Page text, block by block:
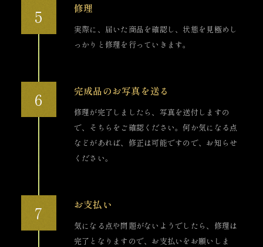
修理
実際に、届いた商品を確認し、状態を見極めし
っかりと修理を行っていきます。
完成品のお写真を送る
修理が完了しましたら、写真を送付しますの
で、そちらをご確認ください。何か気になる点
などがあれば、修正は可能ですので、お知らせ
ください。
お支払い
気になる点や問題がないようでしたら、修理は
完了となりますので、お支払いをお願いしま